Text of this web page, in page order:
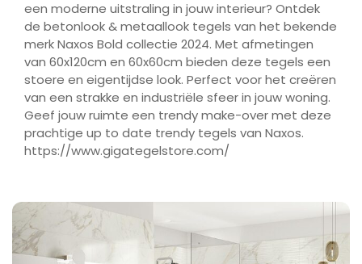
van 42.18 M² ineens € 29,00 M² kost als de
stockvoorraad het toelaat.
10 Redenen om voor Gigategelstore te kiezen.
1) Alleen eerste keus tegels met klasse 4 of 5 &
minimaal 250.000 M² op voorraad bij onze
leveranciers!
3) Altijd speciale palletprijzen & pas betalen bij
ophalen!
een moderne uitstraling in jouw interieur? Ontdek
de betonlook & metaallook tegels van het bekende
merk Naxos Bold collectie 2024. Met afmetingen
van 60x120cm en 60x60cm bieden deze tegels een
stoere en eigentijdse look. Perfect voor het creëren
van een strakke en industriële sfeer in jouw woning.
Geef jouw ruimte een trendy make-over met deze
prachtige up to date trendy tegels van Naxos.
https://www.gigategelstore.com/